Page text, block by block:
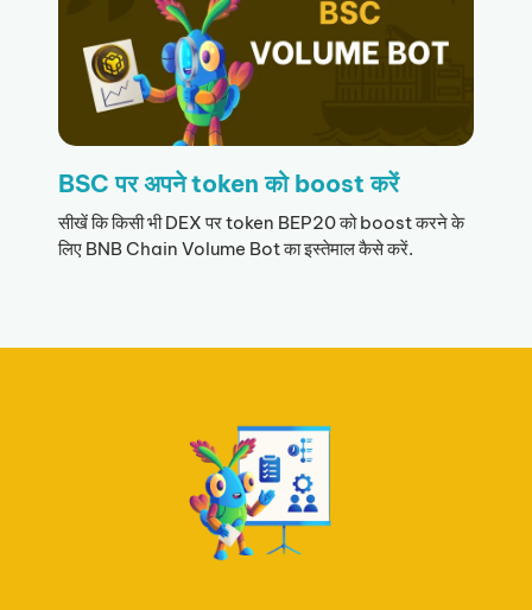
BSC पर अपने token को boost करें
सीखें कि किसी भी DEX पर token BEP20 को boost करने के
लिए BNB Chain Volume Bot का इस्तेमाल कैसे करें.